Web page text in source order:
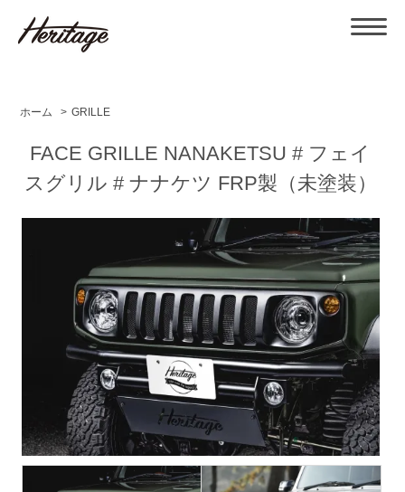
ホーム > GRILLE
FACE GRILLE NANAKETSU # フェイ
スグリル # ナナケツ FRP製（未塗装）